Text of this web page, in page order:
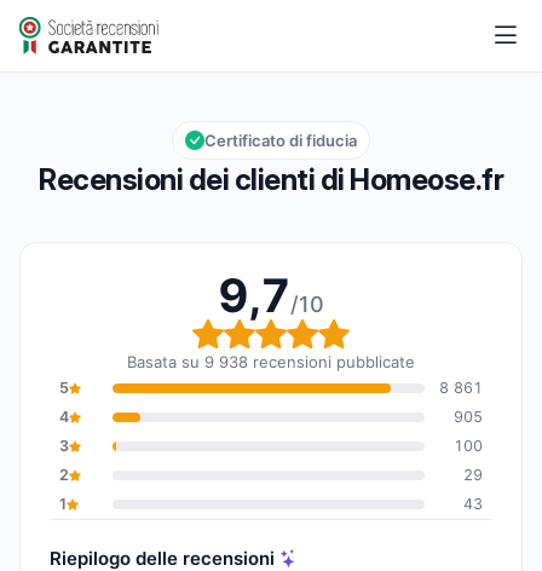
Homeose.fr
Valutazione globale: 9,7 su 10
9,7/10
Recensioni dei clienti di Homeose.fr
Certificato di fiducia
9,7/10
Valutazione globale:
Basata su 9 938 recensioni pubblicate
5
8 861
4
905
3
100
2
29
1
43
Riepilogo delle recensioni